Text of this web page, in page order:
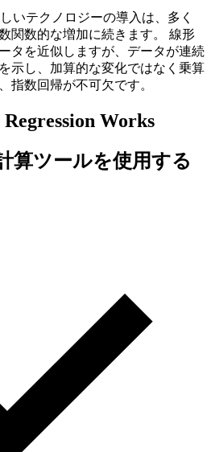
いテクノロジーの導入は、多く
関数的な増加に続きます。 線形
タを近似しますが、データが連続
示し、加算的な変化ではなく乗算
指数回帰が不可欠です。
Works
算ツールを使用する